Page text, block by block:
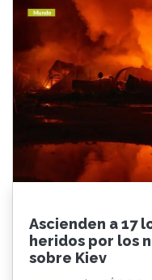
Ascienden a 17
heridos por los
sobre Kiev